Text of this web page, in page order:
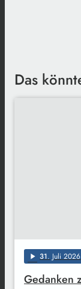
Das
play_arrow 31. Juli
Gedanken